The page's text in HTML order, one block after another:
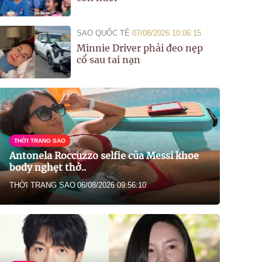
SAO QUỐC TẾ 07/08/2026 10:06:15
Minnie Driver phải đeo nẹp
cổ sau tai nạn
THỜI TRANG SAO
Antonela Roccuzzo selfie của Messi khoe
body nghẹt thở..
THỜI TRANG SAO 06/08/2026 09:56:10